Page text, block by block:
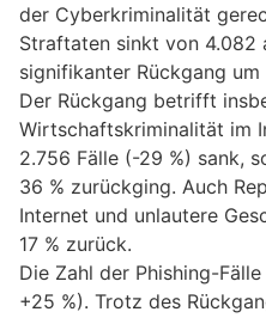
der Cyberkriminalität
Straftaten sinkt von 4.082
signifikanter Rückgang um
Der Rückgang betrifft
Wirtschaftskriminalität im
2.756 Fälle (-29 %) sank,
36 % zurückging. Auch
Internet und unlautere
17 % zurück.
Die Zahl der Phishing-
+25 %). Trotz des